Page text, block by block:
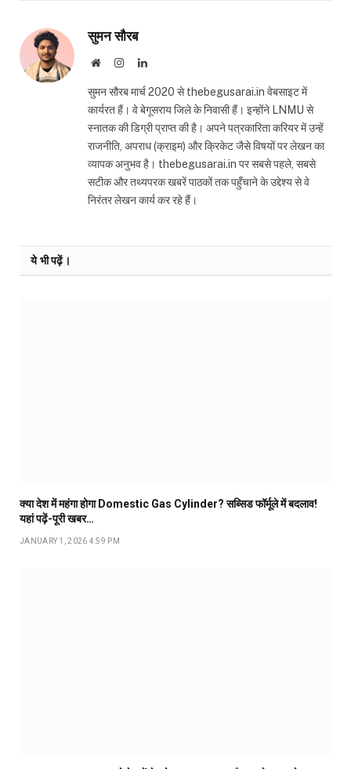
सुमन सौरब
WebsiteInstagramLinkedIn
सुमन सौरब मार्च 2020 से thebegusarai.in वेबसाइट में
कार्यरत हैं। वे बेगूसराय जिले के निवासी हैं। इन्होंने LNMU से
स्नातक की डिग्री प्राप्त की है। अपने पत्रकारिता करियर में उन्हें
राजनीति, अपराध (क्राइम) और क्रिकेट जैसे विषयों पर लेखन का
व्यापक अनुभव है। thebegusarai.in पर सबसे पहले, सबसे
सटीक और तथ्यपरक खबरें पाठकों तक पहुँचाने के उद्देश्य से वे
निरंतर लेखन कार्य कर रहे हैं।
ये भी पढ़ें।
क्या देश में महंगा होगा Domestic Gas Cylinder? सब्सिड फॉर्मूले में बदलाव!
यहां पढ़ें-पूरी खबर…
JANUARY 1, 2026 4:59 PM